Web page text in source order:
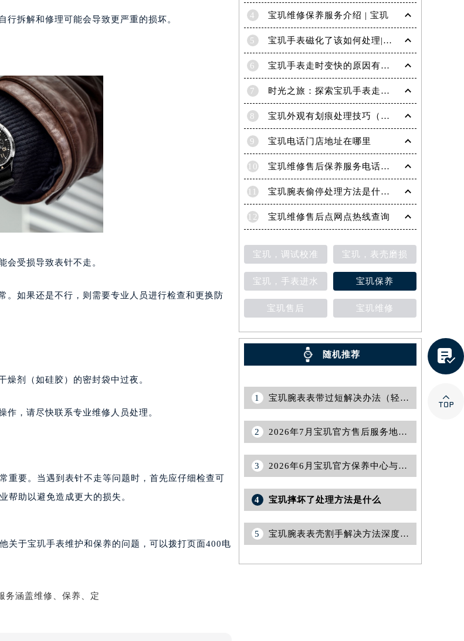
室（需提前预约）
层08室（需提前预约）
需提前预约）
前预约）
室（需提前预约）
709室（需提前预约）
约）
提前预约）
层09室（需提前预约）
楼14D（需提前预约）
室（需提前预约）
10室（需提前预约）
1002室（需提前预约）
需提前预约）
前预约）
提前预约）
需提前预约）
前预约）
前预约）
预约）
前预约）
拆解和修理可能会导致更严重的损坏。
会受损导致表针不走。
。如果还是不行，则需要专业人员进行检查和更换防
剂（如硅胶）的密封袋中过夜。
，请尽快联系专业维修人员处理。
重要。当遇到表针不走等问题时，首先应仔细检查可
帮助以避免造成更大的损失。
关于宝玑手表维护和保养的问题，可以拨打页面400电
4 宝玑维修保养服务介绍 | 宝玑
5 宝玑手表磁化了该如何处理|宝玑技师为您讲解
6 宝玑手表走时变快的原因有哪些？
7 时光之旅：探索宝玑手表走时的秘密
8 宝玑外观有划痕处理技巧（轻松修复爱表的实用方法）
9 宝玑电话门店地址在哪里
10 宝玑维修售后保养服务电话是多少
11 宝玑腕表偷停处理方法是什么（专业维修指南与常见故障排查）
12 宝玑维修售后点网点热线查询
宝玑，调试校准 宝玑，表壳磨损
宝玑，手表进水 宝玑保养
宝玑售后 宝玑维修
随机推荐
1 宝玑腕表表带过短解决办法（轻松调整佩戴舒适度指南）
2 2026年7月宝玑官方售后服务地图补充更新（迁址+增设）
3 2026年6月宝玑官方保养中心与维修服务站更新汇总
4 宝玑摔坏了处理方法是什么
5 宝玑腕表表壳割手解决方法深度解析

